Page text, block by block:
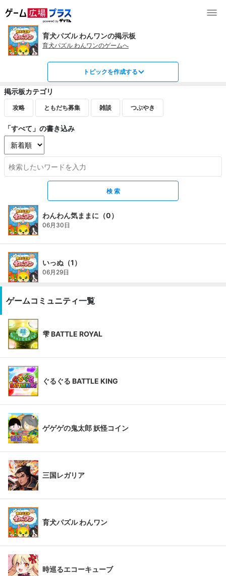
育犬パズル わんワンの掲示板
育犬パズル わんワンのゲームへ
トピックを作成する
掲示板カテゴリ
攻略 ともだち募集 雑談 つぶやき
「すべて」の書き込み
わんわん気ままに（0）
06月30日
いっぬ（1）
06月29日
ゲームコミュニティ一覧
雫 BATTLE ROYAL
ぐるぐる BATTLE KING
ゲゲゲの鬼太郎 妖怪コイン
三国レガリア
育犬パズル わんワン
時巡るエコーキューブ